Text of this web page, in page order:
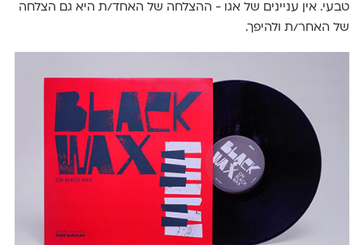
טבעי. אין עניינים של אגו - ההצלחה של האחד/ת היא גם הצלחה
של האחר/ת ולהיפך.